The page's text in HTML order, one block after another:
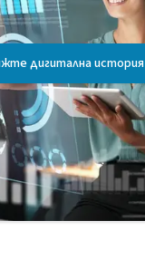
дигитална история